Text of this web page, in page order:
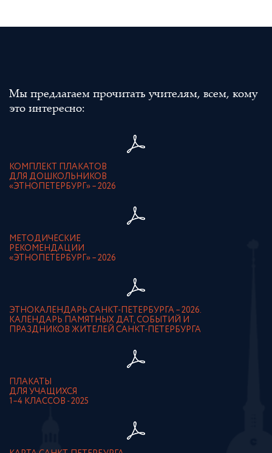
Мы предлагаем прочитать учителям, всем, кому
это интересно:
КОМПЛЕКТ ПЛАКАТОВ
ДЛЯ ДОШКОЛЬНИКОВ
«ЭТНОПЕТЕРБУРГ» – 2026
МЕТОДИЧЕСКИЕ
РЕКОМЕНДАЦИИ
«ЭТНОПЕТЕРБУРГ» – 2026
ЭТНОКАЛЕНДАРЬ САНКТ-ПЕТЕРБУРГА – 2026.
КАЛЕНДАРЬ ПАМЯТНЫХ ДАТ, СОБЫТИЙ И
ПРАЗДНИКОВ ЖИТЕЛЕЙ САНКТ-ПЕТЕРБУРГА
ПЛАКАТЫ
ДЛЯ УЧАЩИХСЯ
1–4 КЛАССОВ - 2025